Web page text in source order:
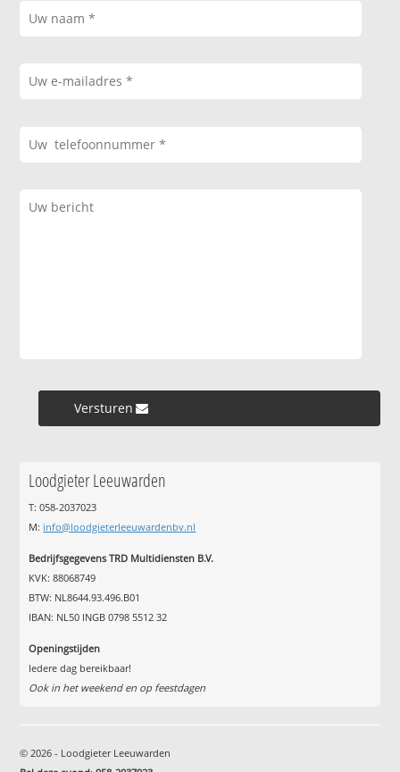
Versturen »
Loodgieter Leeuwarden
T: 058-2037023
M: info@loodgieterleeuwardenbv.nl
Bedrijfsgegevens TRD Multidiensten B.V.
KVK: 88068749
BTW: NL8644.93.496.B01
IBAN: NL50 INGB 0798 5512 32
Openingstijden
Iedere dag bereikbaar!
Ook in het weekend en op feestdagen
© 2026 - Loodgieter Leeuwarden